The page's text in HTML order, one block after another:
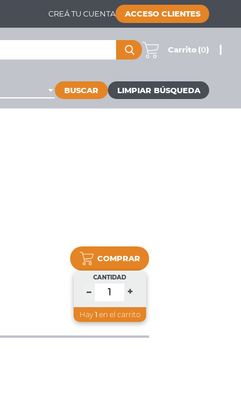
CREÁ TU CUENTA ACCESO CLIENTES
Carrito (0)
BUSCAR
COMPRAR
CANTIDAD
– +
Hay 1en el carrito